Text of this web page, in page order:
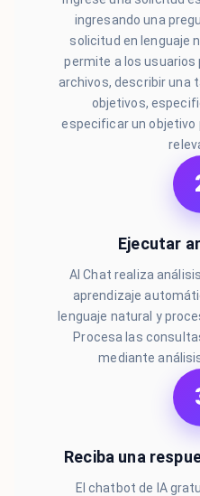
ingresando una
solicitud en lenguaje
permite a los usuarios
archivos, describir una
objetivos,
especificar un
Ejecutar
AI Chat realiza
aprendizaje
lenguaje natural y
Procesa las
mediante
Reciba una
El chatbot de IA